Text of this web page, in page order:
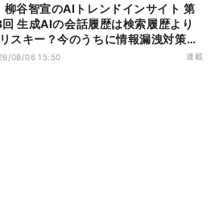
生成AIの会話履歴は検索履歴より
スキー？今のうちに情報漏洩対策を
にしておこう
08/06 15:50 連載